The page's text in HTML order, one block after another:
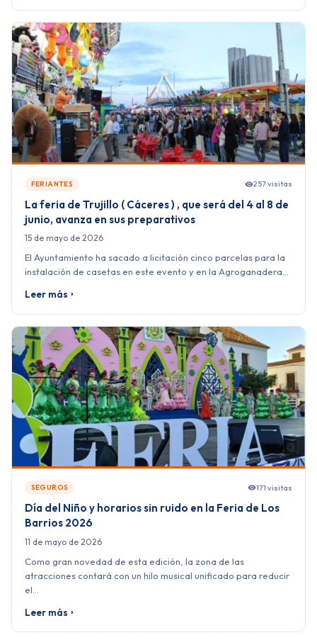
FERIANTES 257 visitas
La feria de Trujillo ( Cáceres ) , que será del 4 al 8 de
junio, avanza en sus preparativos
15 de mayo de 2026
El Ayuntamiento ha sacado a licitación cinco parcelas para la
instalación de casetas en este evento y en la Agroganadera…
Leer más
SEGUROS 171 visitas
Día del Niño y horarios sin ruido en la Feria de Los
Barrios 2026
11 de mayo de 2026
Como gran novedad de esta edición, la zona de las
atracciones contará con un hilo musical unificado para reducir
el…
Leer más